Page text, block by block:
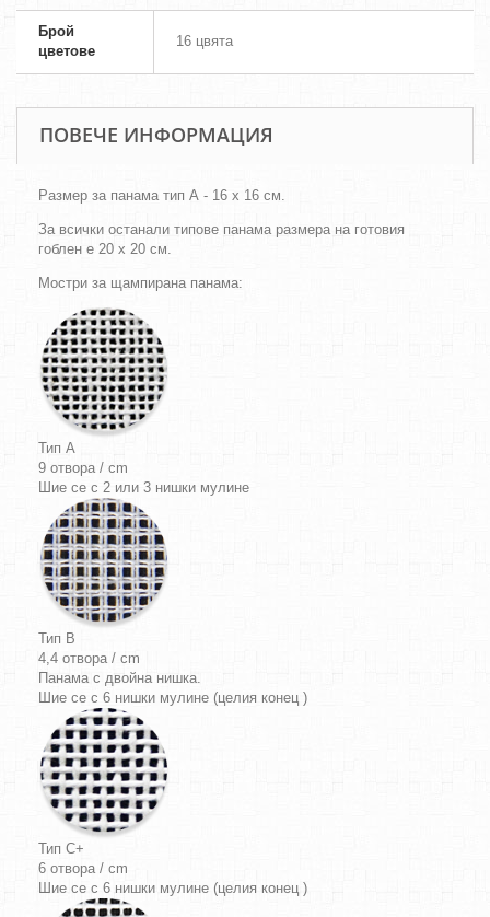
Брой
цветове
16 цвята
ПОВЕЧЕ ИНФОРМАЦИЯ
Размер за панама тип А - 16 х 16 см.
За всички останали типове панама размера на готовия
гоблен е 20 х 20 см.
Мостри за щампирана панама:
Тип A
9 отвора / cm
Шие се с 2 или 3 нишки мулине
Тип B
4,4 отвора / cm
Панама с двойна нишка.
Шие се с 6 нишки мулине (целия конец )
Тип C+
6 отвора / cm
Шие се с 6 нишки мулине (целия конец )